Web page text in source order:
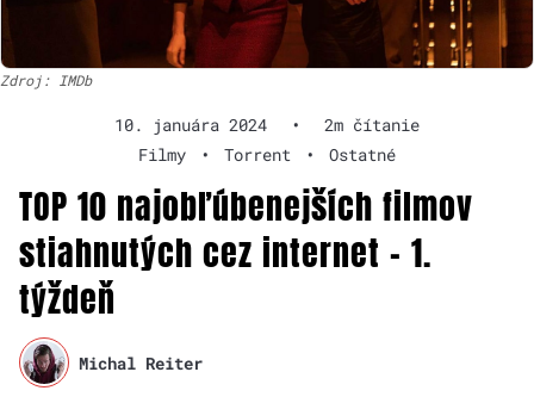
Zdroj: IMDb
10. januára 2024 •
2m čítanie
Filmy
• Torrent • Ostatné
TOP 10 najobľúbenejších filmov
stiahnutých cez internet – 1.
týždeň
Michal Reiter